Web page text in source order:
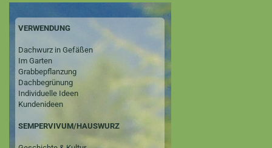
VERWENDUNG
Dachwurz in Gefäßen
Im Garten
Grabbepflanzung
Dachbegrünung
Individuelle Ideen
Kundenideen
SEMPERVIVUM/HAUSWURZ